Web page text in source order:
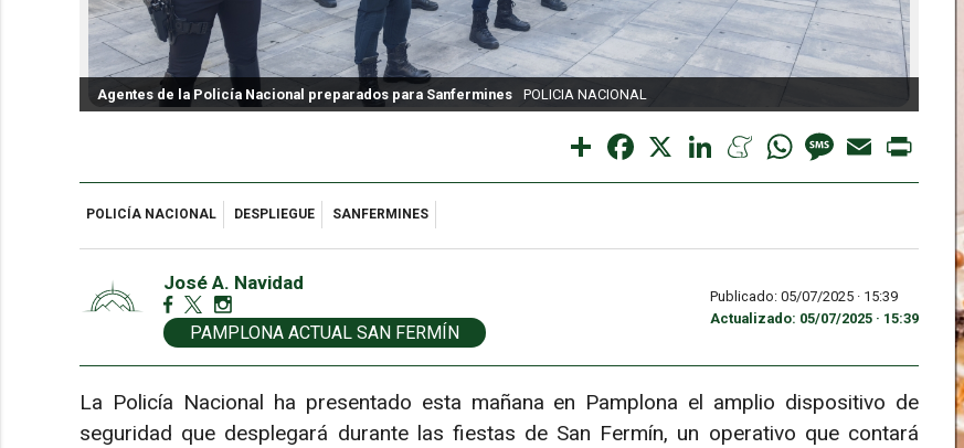
Agentes de la Policía Nacional preparados para Sanfermines POLICIA NACIONAL
Share Facebook LinkedInMeneameWhatsAppMessage
Email
POLICÍA NACIONAL DESPLIEGUE SANFERMINES
José A. Navidad
PAMPLONA ACTUAL SAN FERMÍN
Publicado: 05/07/2025 · 15:39
Actualizado: 05/07/2025 · 15:39
La Policía Nacional ha presentado esta mañana en Pamplona el amplio dispositivo de
seguridad que desplegará durante las fiestas de San Fermín, un operativo que contará